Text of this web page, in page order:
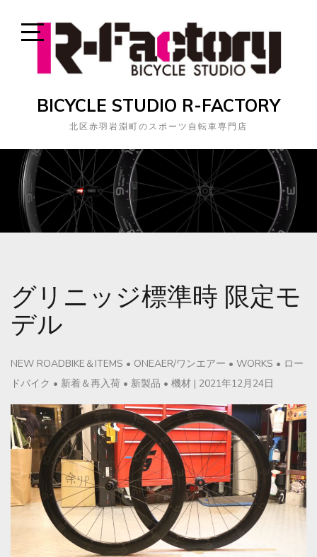
Open
Sidebar
BICYCLE STUDIO R-FACTORY
北区赤羽岩淵町のスポーツ自転車専門店
グリニッジ標準時 限定モ
デル
NEW ROADBIKE＆ITEMS • ONEAER/ワンエアー • WORKS • ロー
ドバイク • 新着＆再入荷 • 新製品 • 機材 | 2021年12月24日